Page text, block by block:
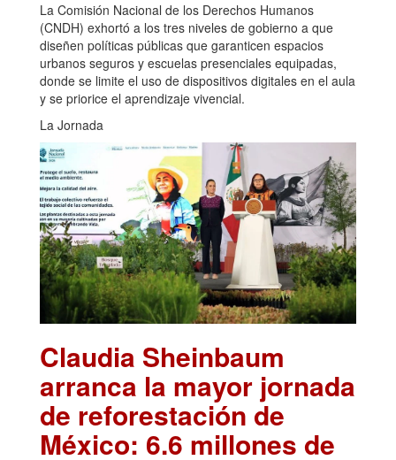
La Comisión Nacional de los Derechos Humanos
(CNDH) exhortó a los tres niveles de gobierno a que
diseñen políticas públicas que garanticen espacios
urbanos seguros y escuelas presenciales equipadas,
donde se limite el uso de dispositivos digitales en el aula
y se priorice el aprendizaje vivencial.
La Jornada
Claudia Sheinbaum
arranca la mayor jornada
de reforestación de
México: 6.6 millones de